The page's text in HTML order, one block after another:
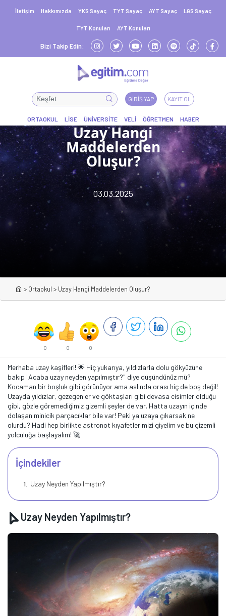
İletişim Hakkımızda YKS Sayaç TYT Sayaç AYT Sayaç LGS Sayaç
TYT Konuları AYT Konuları
Bizi Takip Edin:
GIRIŞ YAP KAYIT OL
Uzay Hangi
Maddelerden
Oluşur?
03.03.2025
> Ortaokul > Uzay Hangi Maddelerden Oluşur?
0 0 0
Merhaba uzay kaşifleri! 🌟 Hiç yukarıya, yıldızlarla dolu gökyüzüne
bakıp "Acaba uzay neyden yapılmıştır?" diye düşündünüz mü?
Kocaman bir boşluk gibi görünüyor ama aslında orası hiç de boş değil!
Uzayda yıldızlar, gezegenler ve göktaşları gibi devasa cisimler olduğu
gibi, gözle göremediğimiz gizemli şeyler de var. Hatta uzayın içinde
dolaşan minicik parçacıklar bile var! Peki ya uzaya çıkarsak ne
olurdu? Hadi hep birlikte astronot kıyafetlerimizi giyelim ve bu gizemli
yolculuğa başlayalım! 🚀
İçindekiler
Uzay Neyden Yapılmıştır?
Uzay Neyden Yapılmıştır?